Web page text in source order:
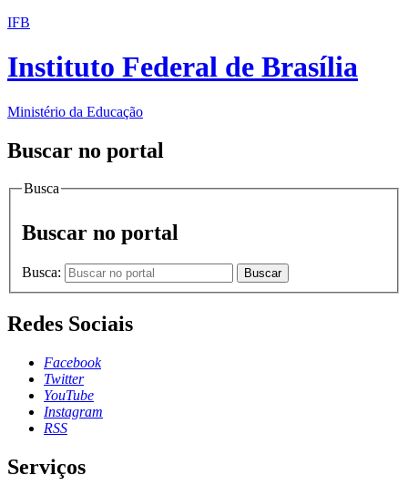
IFB
Instituto Federal de Brasília
Ministério da Educação
Buscar no portal
Busca
Buscar no portal
Busca: Buscar
Redes Sociais
Facebook
Twitter
YouTube
Instagram
RSS
Serviços